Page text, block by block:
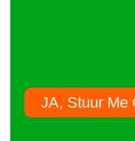
JA, Stuur Me